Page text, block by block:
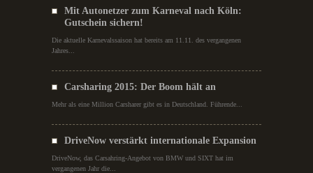
Mit Autonetzer zum Karneval nach Köln:
Gutschein sichern!
Die aktuelle Karnevalssaison hat bereits am 11.11. des vergangenen
Jahres...
Carsharing 2015: Der Boom hält an
Mehr als eine Million Carsharer gibt es in Deutschland. Führende...
DriveNow verstärkt internationale Expansion
DriveNow, das Carsahring-Angebot von BMW und SIXT hat im
vergangenen Jahr die...